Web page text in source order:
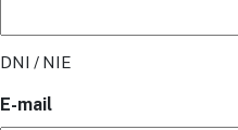
DNI / NIE
E-mail